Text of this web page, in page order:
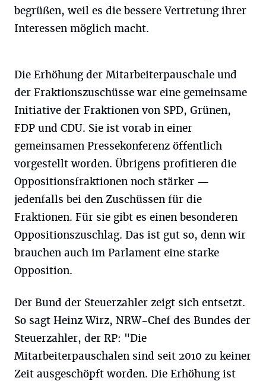
begrüßen, weil es die bessere Vertretung ihrer
Interessen möglich macht.
Die Erhöhung der Mitarbeiterpauschale und
der Fraktionszuschüsse war eine gemeinsame
Initiative der Fraktionen von SPD, Grünen,
FDP und CDU. Sie ist vorab in einer
gemeinsamen Pressekonferenz öffentlich
vorgestellt worden. Übrigens profitieren die
Oppositionsfraktionen noch stärker —
jedenfalls bei den Zuschüssen für die
Fraktionen. Für sie gibt es einen besonderen
Oppositionszuschlag. Das ist gut so, denn wir
brauchen auch im Parlament eine starke
Opposition.
Der Bund der Steuerzahler zeigt sich entsetzt.
So sagt Heinz Wirz, NRW-Chef des Bundes der
Steuerzahler, der RP: "Die
Mitarbeiterpauschalen sind seit 2010 zu keiner
Zeit ausgeschöpft worden. Die Erhöhung ist